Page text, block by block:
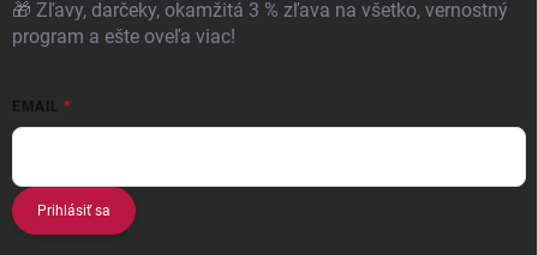
🎁 Zľavy, darčeky, okamžitá 3 % zľava na všetko, vernostný
program a ešte oveľa viac!
EMAIL
Prihlásiť sa